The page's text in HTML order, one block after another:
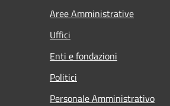
Aree Amministrative
Uffici
Enti e fondazioni
Politici
Personale Amministrativo